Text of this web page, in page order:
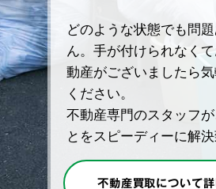
どのような状態でも問
ん。手が付けられなく
動産がございましたら
ください。
不動産専門のスタッフ
とをスピーディーに解決
不動産買取について詳